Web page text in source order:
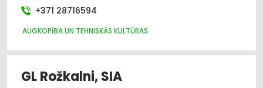
+371 28716594
AUGKOPĪBA UN TEHNISKĀS KULTŪRAS
GL Rožkalni, SIA